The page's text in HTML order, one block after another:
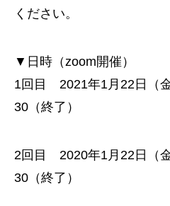
ください。
▼日時（zoom開催）
1回目 2021年1月22日（
30（終了）
2回目 2020年1月22日（
30（終了）